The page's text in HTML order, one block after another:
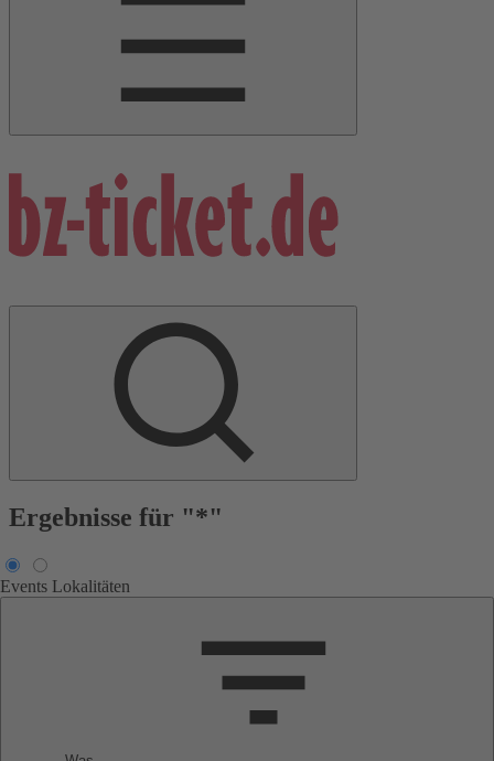
Ergebnisse für "*"
Events Lokalitäten